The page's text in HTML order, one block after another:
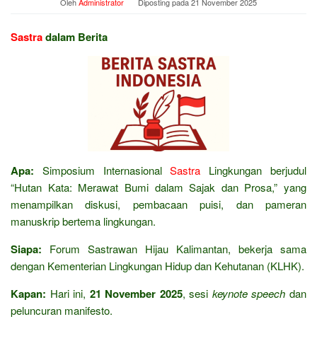
Sastradalam Berita
Apa: Simposium InternasionalSastra Lingkungan berjudul
“Hutan Kata: Merawat Bumi dalam Sajak dan Prosa,” yang
menampilkan diskusi, pembacaan puisi, dan pameran
manuskrip bertema lingkungan.
Siapa: Forum Sastrawan Hijau Kalimantan, bekerja sama
dengan Kementerian Lingkungan Hidup dan Kehutanan (KLHK).
Kapan: Hari ini, 21 November 2025, sesi keynote speech dan
peluncuran manifesto.